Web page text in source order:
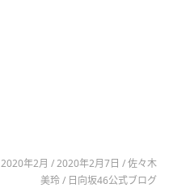
2020年2月 /2020年2月7日 /佐々木
美玲/ 日向坂46公式ブログ